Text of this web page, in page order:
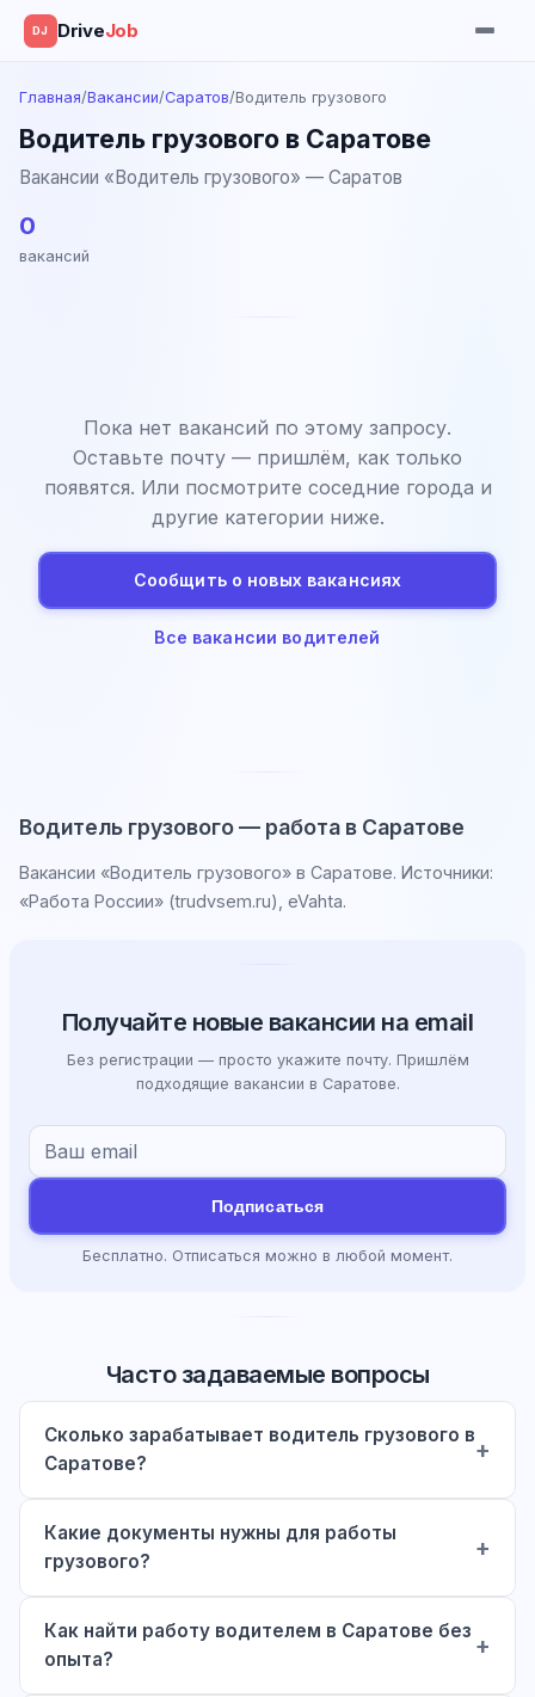
DJ DriveJob
Главная/Вакансии/Саратов/Водитель грузового
Водитель грузового в Саратове
Вакансии «Водитель грузового» — Саратов
0
вакансий
Пока нет вакансий по этому запросу.
Оставьте почту — пришлём, как только
появятся. Или посмотрите соседние города и
другие категории ниже.
Сообщить о новых вакансиях
Все вакансии водителей
Водитель грузового — работа в Саратове
Вакансии «Водитель грузового» в Саратове. Источники:
«Работа России» (trudvsem.ru), eVahta.
Получайте новые вакансии на email
Без регистрации — просто укажите почту. Пришлём
подходящие вакансии в Саратове.
Подписаться
Бесплатно. Отписаться можно в любой момент.
Часто задаваемые вопросы
Сколько зарабатывает водитель грузового в
Саратове?
Какие документы нужны для работы
грузового?
Как найти работу водителем в Саратове без
опыта?